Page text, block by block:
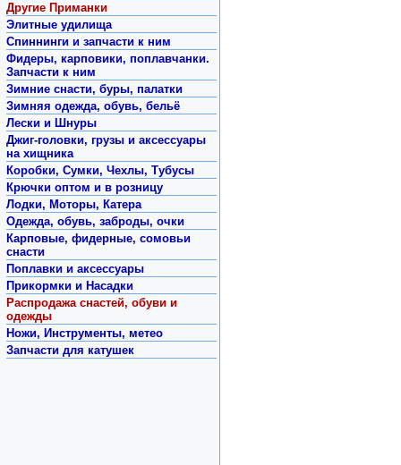
Другие Приманки
Элитные удилища
Спиннинги и запчасти к ним
Фидеры, карповики, поплавчанки.
Запчасти к ним
Зимние снасти, буры, палатки
Зимняя одежда, обувь, бельё
Лески и Шнуры
Джиг-головки, грузы и аксессуары
на хищника
Коробки, Сумки, Чехлы, Тубусы
Крючки оптом и в розницу
Лодки, Моторы, Катера
Одежда, обувь, заброды, очки
Карповые, фидерные, сомовьи
снасти
Поплавки и аксессуары
Прикормки и Насадки
Распродажа снастей, обуви и
одежды
Ножи, Инструменты, метео
Запчасти для катушек